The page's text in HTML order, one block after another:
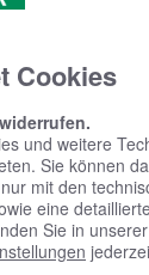
Cookies
und weitere
Sie können
mit den
eine
Sie in unserer